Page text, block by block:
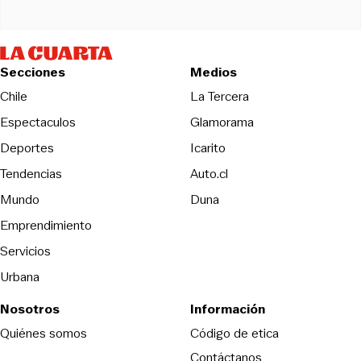
Secciones
Chile
Espectaculos
Deportes
Tendencias
Mundo
Emprendimiento
Servicios
Urbana
Medios
La TerceraOpens in new
Glamorama
Icarito
Auto.cl
DunaOpens in new window
Nosotros
Quiénes somos
Información
Código de eticaOpens in new